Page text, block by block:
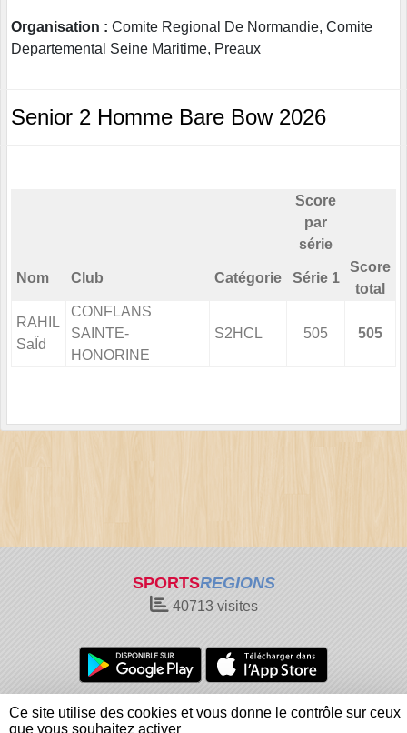
Organisation : Comite Regional De Normandie, Comite
Departemental Seine Maritime, Preaux
Senior 2 Homme Bare Bow 2026
Score
par
série
Nom Club Catégorie Série 1
Score
total
RAHIL
SaÏd
CONFLANS
SAINTE-
HONORINE
S2HCL 505 505
SPORTSREGIONS
40713visites
Charte cookies
Gestion des cookies
Informations légales
Signaler un contenu inapproprié
Ce site utilise des cookies et vous donne le contrôle sur ceux
que vous souhaitez activer